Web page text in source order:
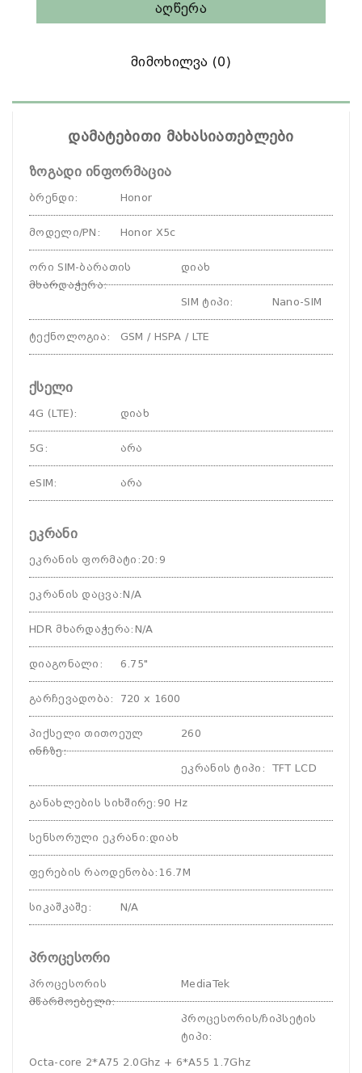
Აღწერა
Მიმოხილვა (0)
დამატებითი მახასიათებლები
ზოგადი ინფორმაცია
ბრენდი: Honor
მოდელი/PN : Honor X5c
ორი SIM-ბარათის
მხარდაჭერა:
დიახ
SIM ტიპი: Nano-SIM
ტექნოლოგია: GSM / HSPA / LTE
ქსელი
4G (LTE): დიახ
5G : არა
eSIM: არა
ეკრანი
ეკრანის ფორმატი : 20:9
ეკრანის დაცვა:N/A
HDR მხარდაჭერა: N/A
დიაგონალი : 6.75"
გარჩევადობა: 720 x 1600
პიქსელი თითოეულ
ინჩზე:
260
ეკრანის ტიპი : TFT LCD
განახლების სიხშირე: 90 Hz
სენსორული ეკრანი: დიახ
ფერების რაოდენობა: 16.7M
სიკაშკაშე : N/A
პროცესორი
პროცესორის
მწარმოებელი:
MediaTek
პროცესორის/ჩიპსეტის
ტიპი:
Octa-core 2*A75 2.0Ghz + 6*A55 1.7Ghz